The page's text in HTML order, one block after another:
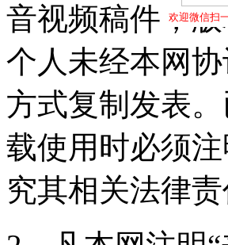
欢迎微信扫
音视频稿件，
个人未经本网
方式复制发表
载使用时必须
究其相关法律责